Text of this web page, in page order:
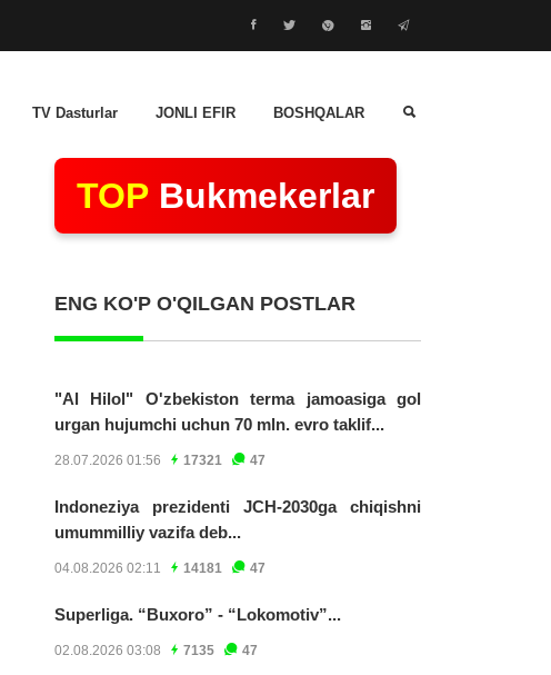
TV Dasturlar JONLI EFIR BOSHQALAR
TOP Bukmekerlar
ENG KO'P O'QILGAN POSTLAR
"Al Hilol" O'zbekiston terma jamoasiga gol
urgan hujumchi uchun 70 mln. evro taklif...
28.07.2026 01:56 17321 47
Indoneziya prezidenti JCH-2030ga chiqishni
umummilliy vazifa deb...
04.08.2026 02:11 14181 47
Superliga. “Buxoro” - “Lokomotiv”...
02.08.2026 03:08 7135 47